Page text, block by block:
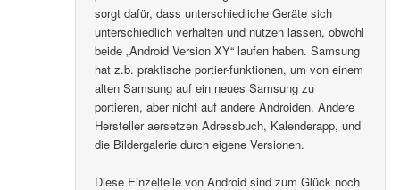
sorgt dafür, dass unterschiedliche Geräte sich
unterschiedlich verhalten und nutzen lassen, obwohl
beide „Android Version XY“ laufen haben. Samsung
hat z.b. praktische portier-funktionen, um von einem
alten Samsung auf ein neues Samsung zu
portieren, aber nicht auf andere Androiden. Andere
Hersteller aersetzen Adressbuch, Kalenderapp, und
die Bildergalerie durch eigene Versionen.
Diese Einzelteile von Android sind zum Glück noch